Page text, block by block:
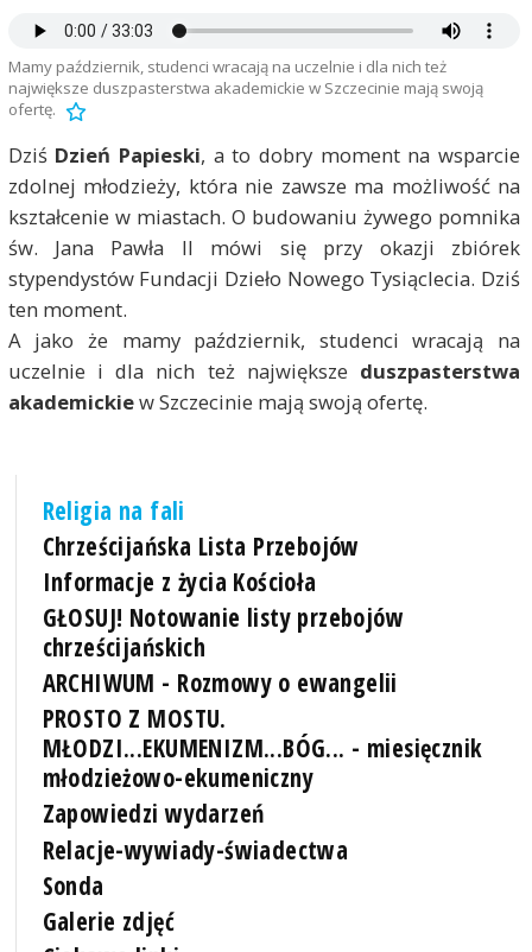
Mamy październik, studenci wracają na uczelnie i dla nich też
największe duszpasterstwa akademickie w Szczecinie mają swoją
ofertę.
Dziś Dzień Papieski, a to dobry moment na wsparcie
zdolnej młodzieży, która nie zawsze ma możliwość na
kształcenie w miastach. O budowaniu żywego pomnika
św. Jana Pawła II mówi się przy okazji zbiórek
stypendystów Fundacji Dzieło Nowego Tysiąclecia. Dziś
ten moment.
A jako że mamy październik, studenci wracają na
uczelnie i dla nich też największe duszpasterstwa
akademickiew Szczecinie mają swoją ofertę.
Religia na fali
Chrześcijańska Lista Przebojów
Informacje z życia Kościoła
GŁOSUJ! Notowanie listy przebojów
chrześcijańskich
ARCHIWUM - Rozmowy o ewangelii
PROSTO Z MOSTU.
MŁODZI...EKUMENIZM...BÓG... - miesięcznik
młodzieżowo-ekumeniczny
Zapowiedzi wydarzeń
Relacje-wywiady-świadectwa
Sonda
Galerie zdjęć